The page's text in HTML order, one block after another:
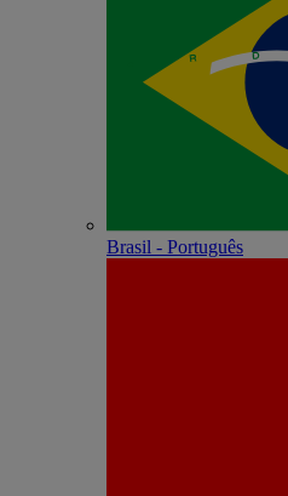
Brasil - Português